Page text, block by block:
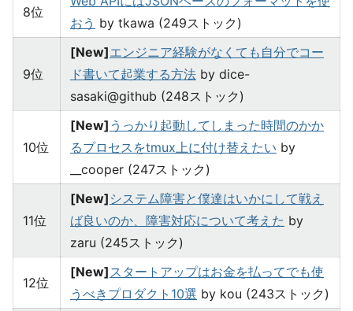
8位
おう by tkawa (249ストック)
9位
[New]エンジニア経験がなくても自分でコー
ド書いて起業する方法 by dice-
sasaki@github (248ストック)
10位
[New] うっかり起動してしまった時間のかか
るプロセスをtmux上に付け替えたい by
__cooper (247ストック)
11位
[New] システム障害と僕達はいかにして戦え
ば良いのか、障害対応について考えた by
zaru (245ストック)
12位
[New]スタートアップはお金を払ってでも使
うべきプロダクト10選 by kou (243ストック)